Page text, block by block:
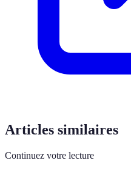
Articles similaires
Continuez votre lecture